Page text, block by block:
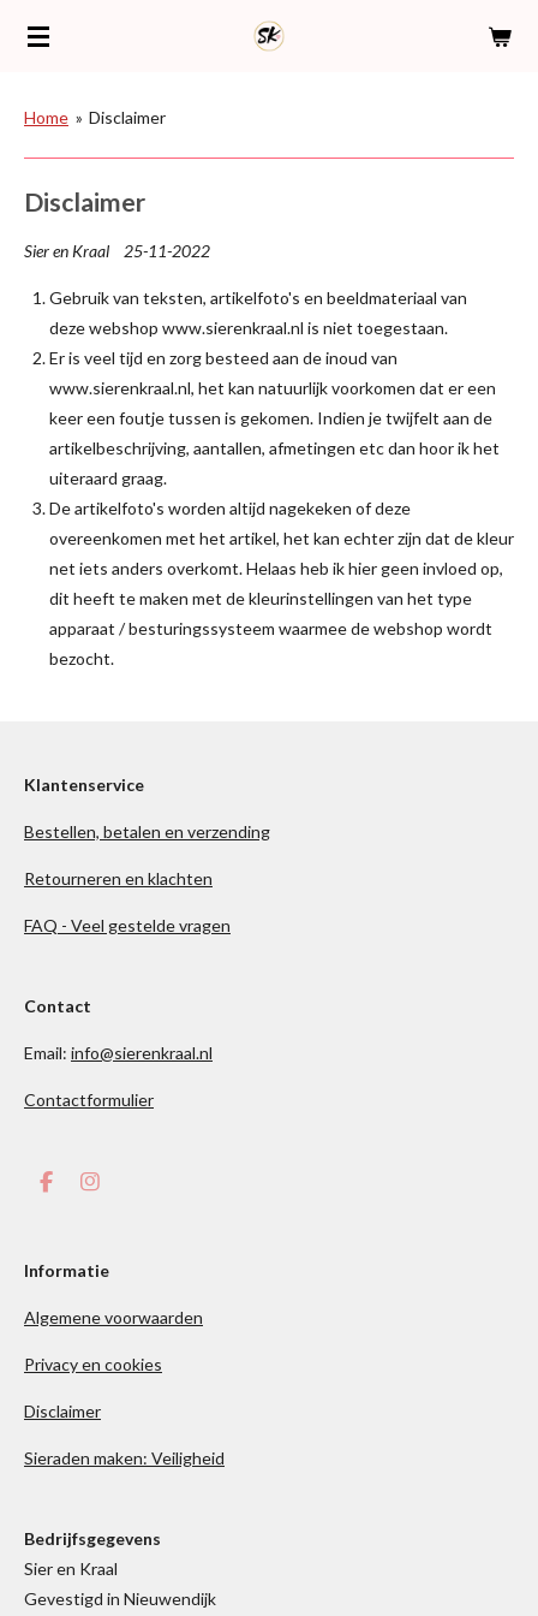
Ga
deHome » Disclaimer
Disclaimer
Sier en Kraal 25-11-2022
Gebruik van teksten, artikelfoto's en beeldmateriaal van
deze webshop www.sierenkraal.nl is niet toegestaan.
Er is veel tijd en zorg besteed aan de inoud van
www.sierenkraal.nl, het kan natuurlijk voorkomen dat er een
keer een foutje tussen is gekomen. Indien je twijfelt aan de
artikelbeschrijving, aantallen, afmetingen etc dan hoor ik het
uiteraard graag.
De artikelfoto's worden altijd nagekeken of deze
overeenkomen met het artikel, het kan echter zijn dat de kleur
net iets anders overkomt. Helaas heb ik hier geen invloed op,
dit heeft te maken met de kleurinstellingen van het type
apparaat / besturingssysteem waarmee de webshop wordt
bezocht.
Klantenservice
Bestellen, betalen en verzending
Retourneren en klachten
FAQ - Veel gestelde vragen
Contact
Email: info@sierenkraal.nl
Contactformulier
F
b
k
I
a
a
Informatie
Algemene voorwaarden
Privacy en cookies
Disclaimer
Sieraden maken: Veiligheid
Bedrijfsgegevens
Sier en Kraal
Gevestigd in Nieuwendijk